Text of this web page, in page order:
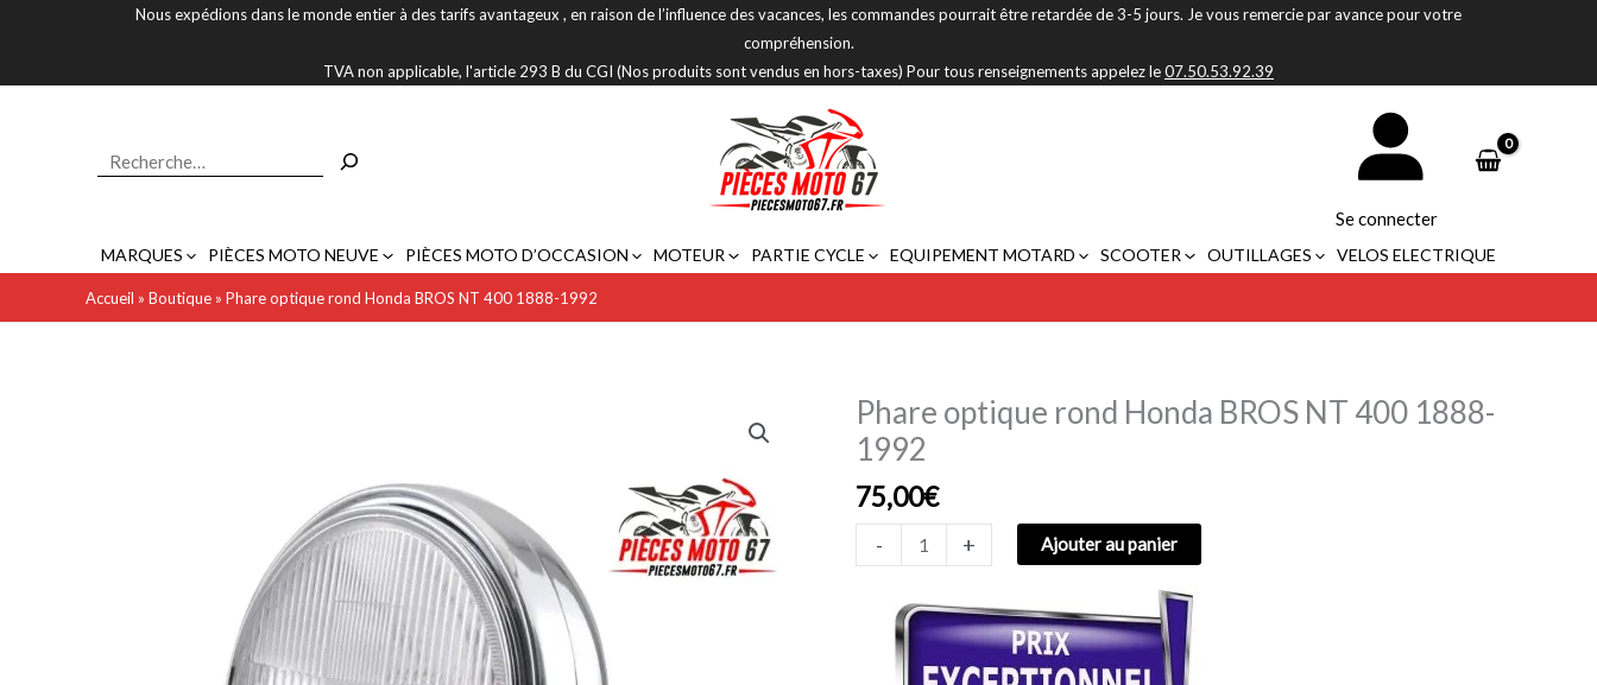
Nous expédions dans le monde entier à des tarifs avantageux , en raison de l’influence des vacances, les commandes pourrait être retardée de 3-5 jours. Je vous remercie par avance pour votre
compréhension.
TVA non applicable, l'article 293 B du CGI (Nos produits sont vendus en hors-taxes) Pour tous renseignements appelez le07.50.53.92.39
Se connecter
MARQUES PIÈCES MOTO NEUVE PIÈCES MOTO D’OCCASION MOTEUR PARTIE CYCLE EQUIPEMENT MOTARD SCOOTER OUTILLAGES VELOS ELECTRIQUE
Accueil » Boutique » Phare optique rond Honda BROS NT 400 1888-1992
Phare optique rond Honda BROS NT 400 1888-
1992
75,00€
-
quantité
de
Phare
optique
rond
Honda
1888-
+ Ajouter au panier